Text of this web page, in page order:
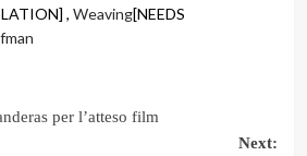
, Weaving[NEEDS
per l’atteso film
Next: